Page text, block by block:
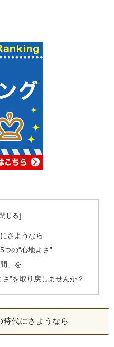
さようなら
つの“心地よさ”
」を
”を取り戻しませんか？
時代にさようなら